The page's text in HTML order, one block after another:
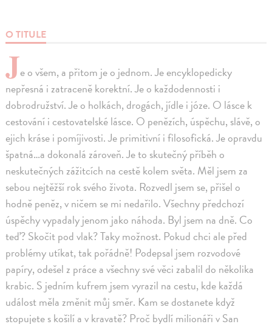
O TITULE
Je o všem, a přitom je o jednom. Je encyklopedicky
nepřesná i zatraceně korektní. Je o každodennosti i
dobrodružství. Je o holkách, drogách, jídle i józe. O lásce k
cestování i cestovatelské lásce. O penězích, úspěchu, slávě, o
ejich kráse i pomíjivosti. Je primitivní i filosofická. Je opravdu
špatná…a dokonalá zároveň. Je to skutečný příběh o
neskutečných zážitcích na cestě kolem světa. Měl jsem za
sebou nejtěžší rok svého života. Rozvedl jsem se, přišel o
hodně peněz, v ničem se mi nedařilo. Všechny předchozí
úspěchy vypadaly jenom jako náhoda. Byl jsem na dně. Co
teď? Skočit pod vlak? Taky možnost. Pokud chci ale před
problémy utíkat, tak pořádně! Podepsal jsem rozvodové
papíry, odešel z práce a všechny své věci zabalil do několika
krabic. S jedním kufrem jsem vyrazil na cestu, kde každá
událost měla změnit můj směr. Kam se dostanete když
stopujete s košilí a v kravatě? Proč bydlí milionáři v San